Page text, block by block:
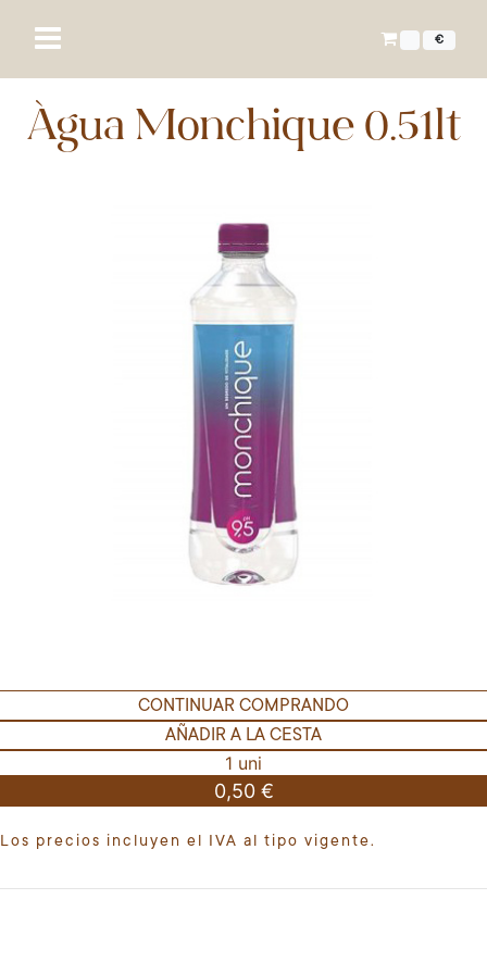
€
Água Monchique 0.51lt
CONTINUAR COMPRANDO
AÑADIR A LA CESTA
1 uni
0,50 €
Los precios incluyen el IVA al tipo vigente.